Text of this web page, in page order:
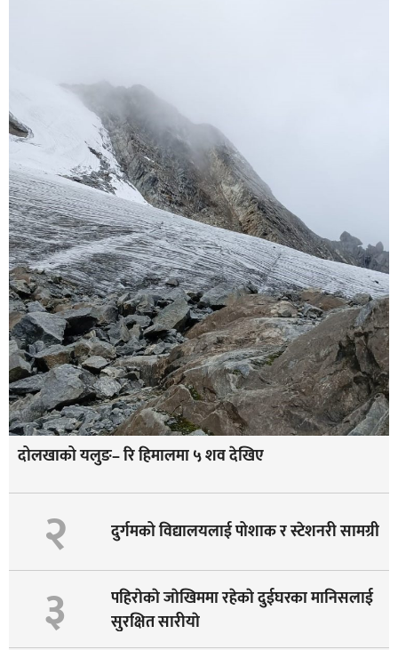
दोलखाको यलुङ– रि हिमालमा ५ शव देखिए
२ दुर्गमको विद्यालयलाई पोशाक र स्टेशनरी सामग्री
३
पहिराेकाे जाेखिममा रहेकाे दुईघरका मानिसलाई
सुरक्षित सारीयाे